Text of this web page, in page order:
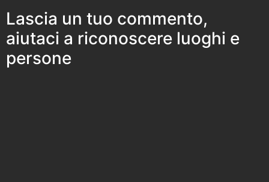
Lascia un tuo commento,
aiutaci a riconoscere luoghi e
persone